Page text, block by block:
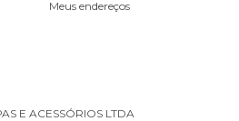
Meus endereços
E ACESSÓRIOS LTDA